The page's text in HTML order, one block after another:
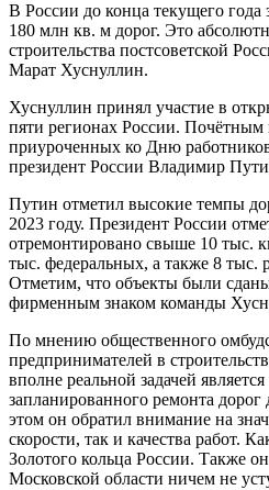
В России до конца текущего
180 млн кв. м дорог. Это
строительства постсоветской
Марат Хуснуллин.
Хуснуллин принял участие в
пяти регионах России. Почётным
приуроченных ко Дню
президент России Владимир
Путин отметил высокие темпы
2023 году. Президент России
отремонтировано свыше 10 тыс.
тыс. федеральных, а также 8 тыс.
Отметим, что объекты были
фирменным знаком команды
По мнению общественного
предпринимателей в
вполне реальной задачей
запланированного ремонта
этом он обратил внимание на
скорости, так и качества работ.
Золотого кольца России. Также
Московской области ничем не